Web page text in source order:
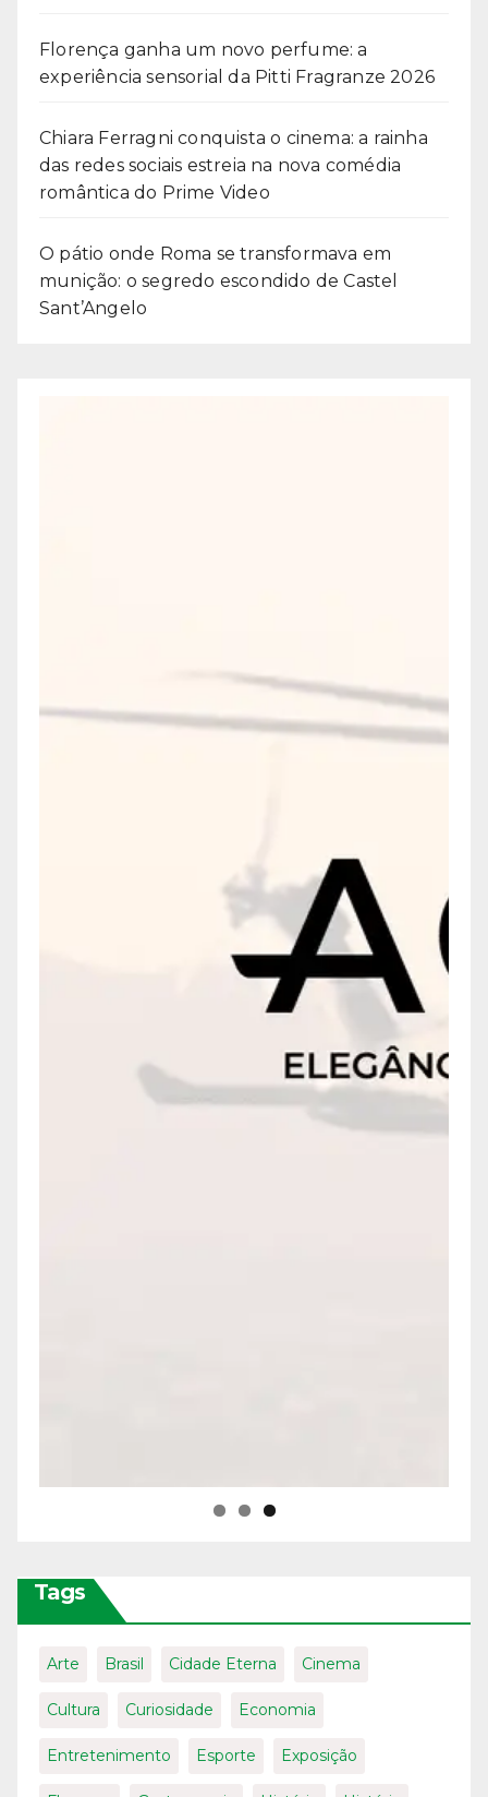
Florença ganha um novo perfume: a
experiência sensorial da Pitti Fragranze 2026
Chiara Ferragni conquista o cinema: a rainha
das redes sociais estreia na nova comédia
romântica do Prime Video
O pátio onde Roma se transformava em
munição: o segredo escondido de Castel
Sant’Angelo
Tags
Arte Brasil Cidade Eterna Cinema
Cultura Curiosidade Economia
Entretenimento Esporte Exposição